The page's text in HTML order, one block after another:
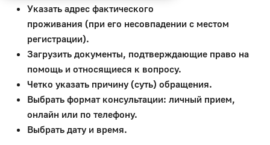
Указать адрес фактического
проживания (при его несовпадении с местом
регистрации).
Загрузить документы, подтверждающие право на
помощь и относящиеся к вопросу.
Четко указать причину (суть) обращения.
Выбрать формат консультации: личный прием,
онлайн или по телефону.
Выбрать дату и время.